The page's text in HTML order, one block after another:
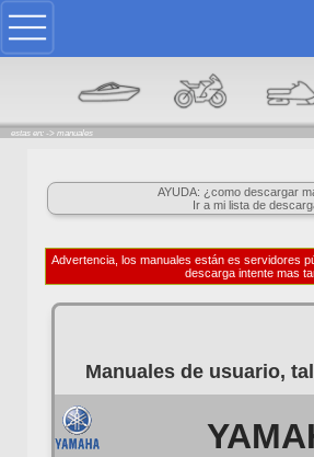
estas en: -> manuales
AYUDA: ¿como descargar
Ir a mi lista de
Advertencia, los manuales están es servidores
descarga intente mas
Manuales de usuario,